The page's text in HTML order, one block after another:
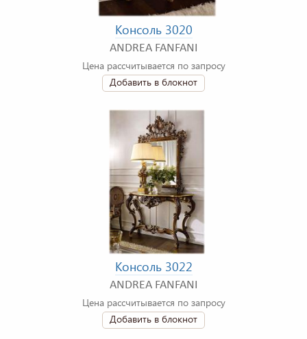
Консоль 3020
ANDREA FANFANI
Цена рассчитывается по запросу
Добавить в блокнот
Консоль 3022
ANDREA FANFANI
Цена рассчитывается по запросу
Добавить в блокнот